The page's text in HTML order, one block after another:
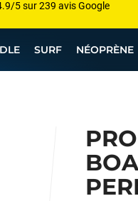
marques sont chez Funway
de remise sur le windsurf,
garanti — Moins cher ailleurs
SURF NÉOPRÈNE